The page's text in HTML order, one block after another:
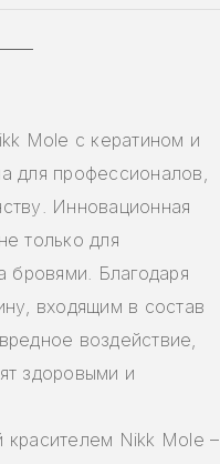
Mole с кератином и
для профессионалов,
Инновационная
только для
бровями. Благодаря
входящим в состав
воздействие,
здоровыми и
красителем Nikk Mole –